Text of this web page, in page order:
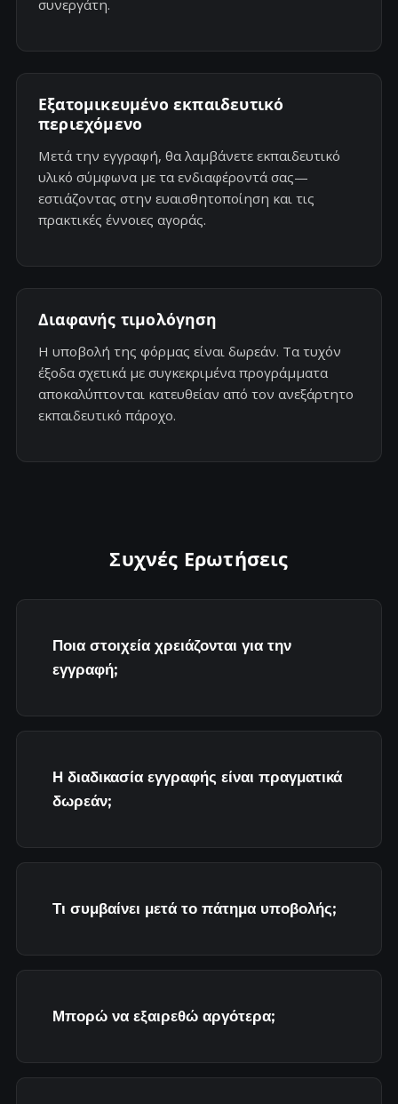
συνεργάτη.
Εξατομικευμένο εκπαιδευτικό
περιεχόμενο
Μετά την εγγραφή, θα λαμβάνετε εκπαιδευτικό
υλικό σύμφωνα με τα ενδιαφέροντά σας—
εστιάζοντας στην ευαισθητοποίηση και τις
πρακτικές έννοιες αγοράς.
Διαφανής τιμολόγηση
Η υποβολή της φόρμας είναι δωρεάν. Τα τυχόν
έξοδα σχετικά με συγκεκριμένα προγράμματα
αποκαλύπτονται κατευθείαν από τον ανεξάρτητο
εκπαιδευτικό πάροχο.
Συχνές Ερωτήσεις
Ποια στοιχεία χρειάζονται για την
εγγραφή;
Η διαδικασία εγγραφής είναι πραγματικά
δωρεάν;
Τι συμβαίνει μετά το πάτημα υποβολής;
Μπορώ να εξαιρεθώ αργότερα;